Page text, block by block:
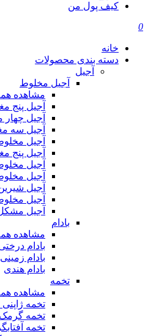
کیف پول من
0
خانه
دسته بندی محصولات
آجیل
آجیل مخلوط
مشاهده
آجیل پنج مغز
آجیل چهار
آجیل سه
آجیل
آجیل پنج مغز
آجیل
آجیل
آجیل
آجیل
آجیل
بادام
مشاهده
بادام
بادام زمینی
بادام هندی
تخمه
مشاهده
تخمه
تخمه گرمک
تخمه